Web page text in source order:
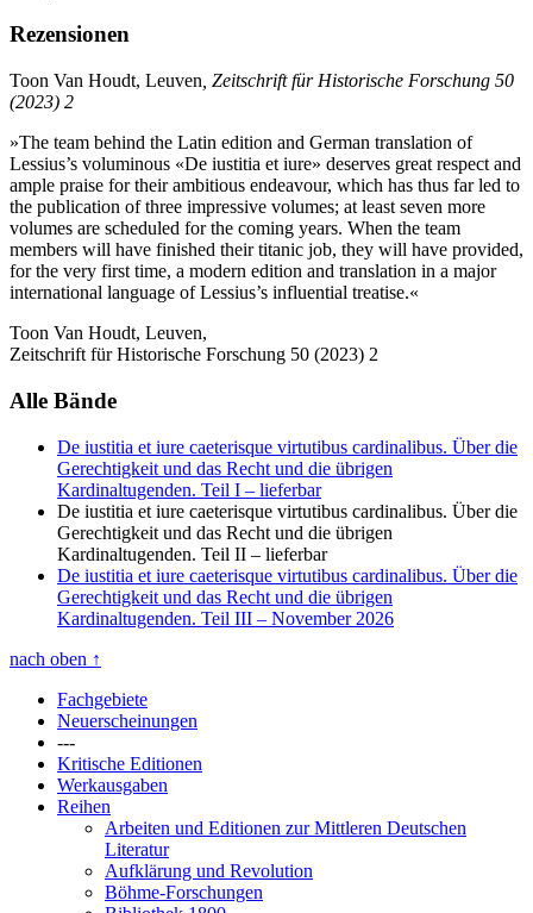
Rezensionen
Toon Van Houdt, Leuven , Zeitschrift für Historische Forschung 50
(2023) 2
»The team behind the Latin edition and German translation of
Lessius’s voluminous «De iustitia et iure» deserves great respect and
ample praise for their ambitious endeavour, which has thus far led to
the publication of three impressive volumes; at least seven more
volumes are scheduled for the coming years. When the team
members will have finished their titanic job, they will have provided,
for the very first time, a modern edition and translation in a major
international language of Lessius’s influential treatise.«
Toon Van Houdt, Leuven,
Zeitschrift für Historische Forschung 50 (2023) 2
Alle Bände
De iustitia et iure caeterisque virtutibus cardinalibus. Über die
Gerechtigkeit und das Recht und die übrigen
Kardinaltugenden. Teil I – lieferbar
De iustitia et iure caeterisque virtutibus cardinalibus. Über die
Gerechtigkeit und das Recht und die übrigen
Kardinaltugenden. Teil II – lieferbar
De iustitia et iure caeterisque virtutibus cardinalibus. Über die
Gerechtigkeit und das Recht und die übrigen
Kardinaltugenden. Teil III – November 2026
nach oben ↑
Fachgebiete
Neuerscheinungen
---
Kritische Editionen
Werkausgaben
Reihen
Arbeiten und Editionen zur Mittleren Deutschen
Literatur
Aufklärung und Revolution
Böhme-Forschungen